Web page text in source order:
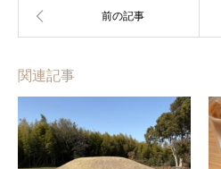
関連記事